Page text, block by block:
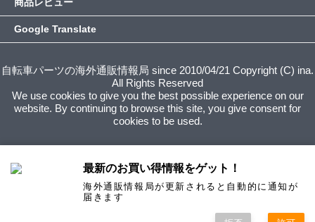
Google Translate
自転車パーツの海外通販情報局 since 2010/04/21 Copyright (C) ina.
All Rights Reserved
We use cookies to give you the best possible experience on our
website. By continuing to browse this site, you give consent for
cookies to be used.
最新のお買い得情報をゲット！
海外通販情報局が更新されると自動的に通知が
届きます